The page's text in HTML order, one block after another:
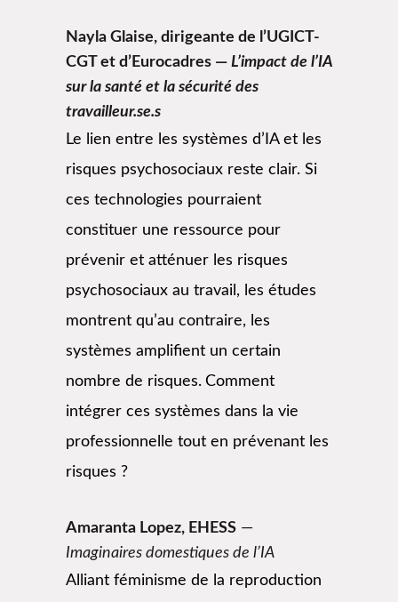
Nayla Glaise, dirigeante de l’UGICT-
CGT et d’Eurocadres — L’impact de l’IA
sur la santé et la sécurité des
travailleur.se.s
Le lien entre les systèmes d’IA et les
risques psychosociaux reste clair. Si
ces technologies pourraient
constituer une ressource pour
prévenir et atténuer les risques
psychosociaux au travail, les études
montrent qu’au contraire, les
systèmes amplifient un certain
nombre de risques. Comment
intégrer ces systèmes dans la vie
professionnelle tout en prévenant les
risques ?
Amaranta Lopez, EHESS —
Imaginaires domestiques de l’IA
Alliant féminisme de la reproduction